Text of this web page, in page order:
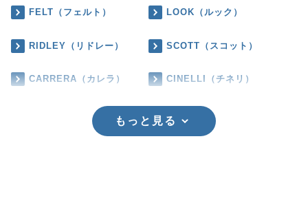
FELT（フェルト） LOOK（ルック）
RIDLEY（リドレー） SCOTT（スコット）
CARRERA（カレラ） CINELLI（チネリ）
もっと見る